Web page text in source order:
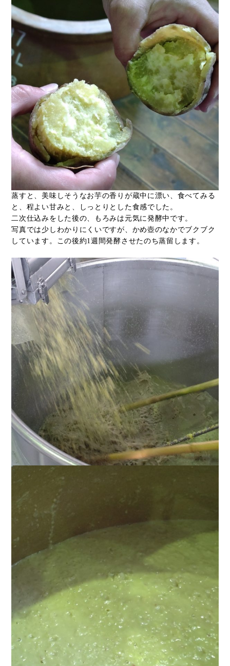
蒸すと、美味しそうなお芋の香りが蔵中に漂い、食べてみる
と、程よい甘みと、しっとりとした食感でした。
二次仕込みをした後の、もろみは元気に発酵中です。
写真では少しわかりにくいですが、かめ壺のなかでブクブク
しています。この後約1週間発酵させたのち蒸留します。